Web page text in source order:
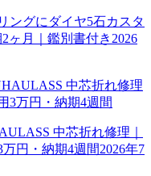
ングにダイヤ5石カスタ
ヶ月｜鑑別書付き 2026
中芯折れ修理｜
円・納期4週間2026年7